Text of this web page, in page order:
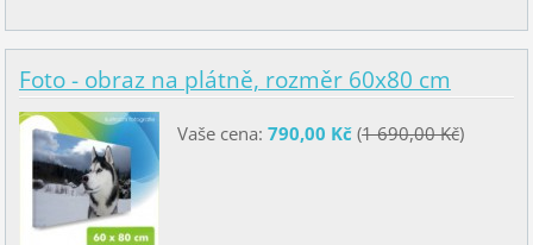
Foto - obraz na plátně, rozměr 60x80 cm
Vaše cena: 790,00 Kč(1 690,00 Kč)